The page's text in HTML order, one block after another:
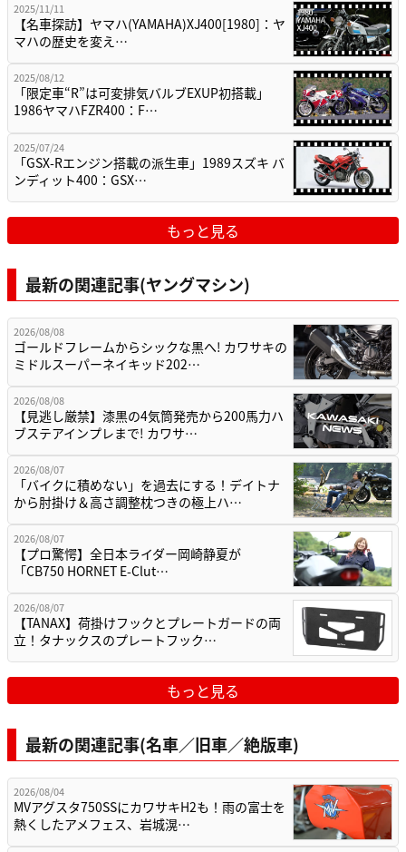
2025/11/11
【名車探訪】ヤマハ(YAMAHA)XJ400[1980]：ヤ
マハの歴史を変え…
2025/08/12
「限定車“R”は可変排気バルブEXUP初搭載」
1986ヤマハFZR400：F…
2025/07/24
「GSX-Rエンジン搭載の派生車」1989スズキ バ
ンディット400：GSX…
もっと見る
最新の関連記事(ヤングマシン)
2026/08/08
ゴールドフレームからシックな黒へ! カワサキの
ミドルスーパーネイキッド202…
2026/08/08
【見逃し厳禁】漆黒の4気筒発売から200馬力ハ
ブステアインプレまで! カワサ…
2026/08/07
「バイクに積めない」を過去にする！デイトナ
から肘掛け＆高さ調整枕つきの極上ハ…
2026/08/07
【プロ驚愕】全日本ライダー岡崎静夏が
「CB750 HORNET E-Clut…
2026/08/07
【TANAX】荷掛けフックとプレートガードの両
立！タナックスのプレートフック…
もっと見る
最新の関連記事(名車／旧車／絶版車)
2026/08/04
MVアグスタ750SSにカワサキH2も！雨の富士を
熱くしたアメフェス、岩城滉…